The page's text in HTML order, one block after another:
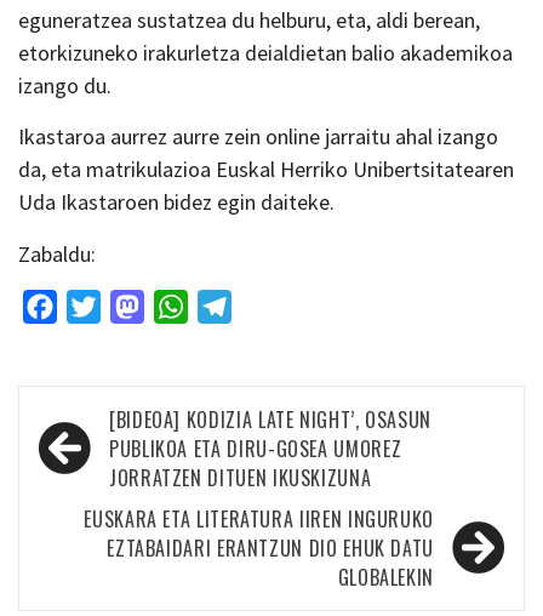
eguneratzea sustatzea du helburu, eta, aldi berean,
etorkizuneko irakurletza deialdietan balio akademikoa
izango du.
Ikastaroa aurrez aurre zein online jarraitu ahal izango
da, eta matrikulazioa Euskal Herriko Unibertsitatearen
Uda Ikastaroen bidez egin daiteke.
Zabaldu:
FacebookTwitterMastodonWhatsApp
Bidalketetan
zehar
nabigatu
[BIDEOA] KODIZIA LATE NIGHT’, OSASUN
PUBLIKOA ETA DIRU-GOSEA UMOREZ
JORRATZEN DITUEN IKUSKIZUNA
EUSKARA ETA LITERATURA IIREN INGURUKO
EZTABAIDARI ERANTZUN DIO EHUK DATU
GLOBALEKIN